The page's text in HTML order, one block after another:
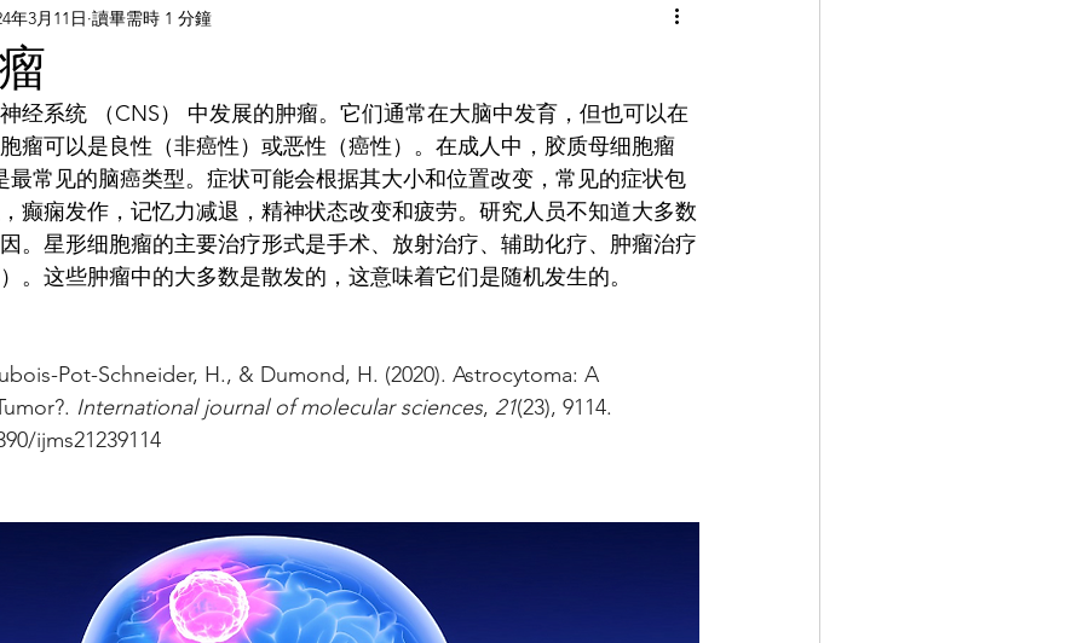
年3月11日 讀畢需時 1 分鐘
经系统 （CNS） 中发展的肿瘤。它们通常在大脑中发育，但也可以在
瘤可以是良性（非癌性）或恶性（癌性）。在成人中，胶质母细胞瘤
最常见的脑癌类型。症状可能会根据其大小和位置改变，常见的症状包
癫痫发作，记忆力减退，精神状态改变和疲劳。研究人员不知道大多数
。星形细胞瘤的主要治疗形式是手术、放射治疗、辅助化疗、肿瘤治疗
。这些肿瘤中的大多数是散发的，这意味着它们是随机发生的。
Pot-Schneider, H., & Dumond, H. (2020). Astrocytoma: A
International journal of molecular sciences, 21(23), 9114.
ijms21239114